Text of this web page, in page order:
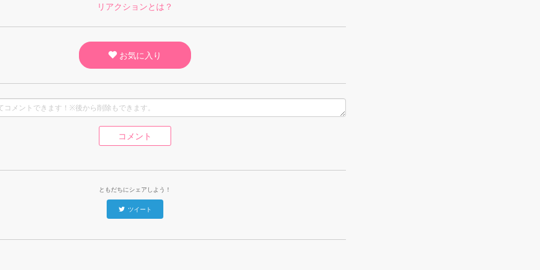
リアクションとは？
お気に入り
コメント
ともだちにシェアしよう！
ツイート